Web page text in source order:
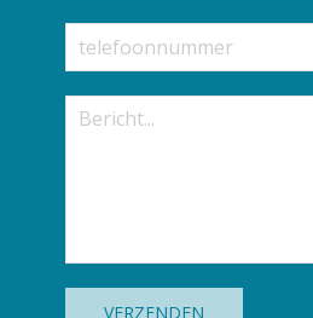
VERZENDEN